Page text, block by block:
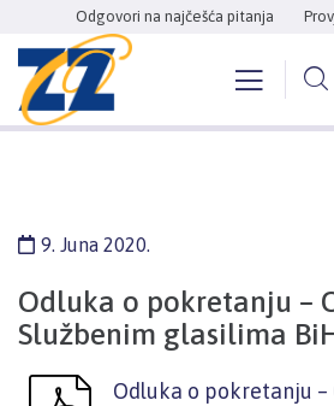
Odgovori na najčešća pitanja
9. Juna 2020.
Odluka o pokretanju –
Službenim glasilima
Odluka o pokretanju –